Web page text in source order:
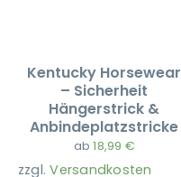
Kentucky Horsewear
– Sicherheit
Hängerstrick &
Anbindeplatzstricke
ab18,99 €
zzgl.Versandkosten